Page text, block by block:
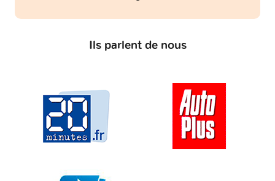
Ils parlent de nous